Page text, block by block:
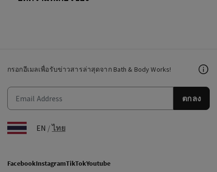
กรอกอีเมลเพื่อรับข่าวสารล่าสุดจาก Bath & Body Works!
ตกลง
EN /ไทย
FacebookInstagramTikTokYoutube